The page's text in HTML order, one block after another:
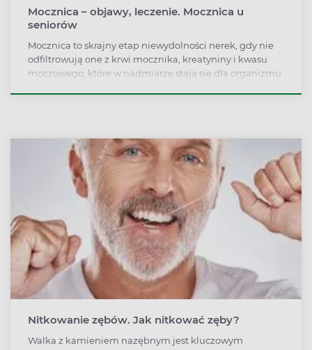
Mocznica – objawy, leczenie. Mocznica u
seniorów
Mocznica to skrajny etap niewydolności nerek, gdy nie
odfiltrowują one z krwi mocznika, kreatyniny i kwasu
moczowego, które w nadmiarze stają się dla organizmu
Nitkowanie zębów. Jak nitkować zęby?
Walka z kamieniem nazębnym jest kluczowym